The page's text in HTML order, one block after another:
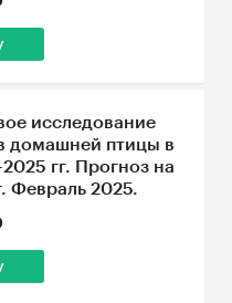
исследование
домашней птицы в
гг. Прогноз на
Февраль 2025.